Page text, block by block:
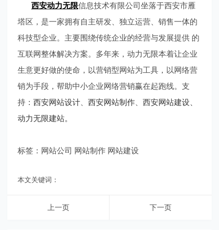
西安动力无限信息技术有限公司坐落于西安市雁
塔区，是一家拥有自主研发、独立运营、销售一体的
科技型企业。主要围绕传统企业的经营与发展提供 的
互联网整体解决方案。多年来，动力无限本着让企业
生意更好做的使命，以营销型网站为工具，以网络营
销为手段，帮助中小企业网络营销赢在起跑线。支
持： 西安网站设计、 西安网站制作、 西安网站建设
动力无限建站。
标签：网站公司 网站制作 网站建设
本文关键词：
上一页 下一页